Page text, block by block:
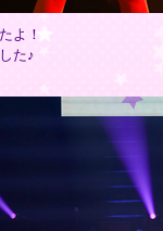
よ！
た♪